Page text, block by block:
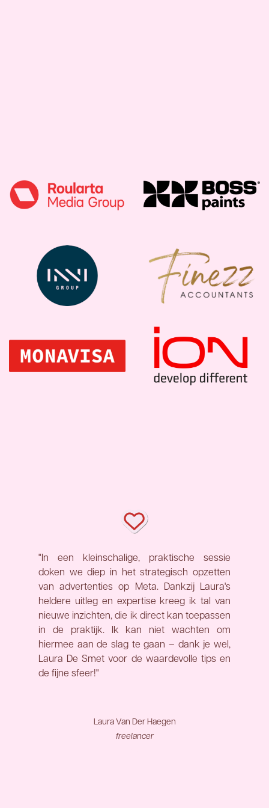
"In een kleinschalige, praktische sessie
doken we diep in het strategisch opzetten
van advertenties op Meta. Dankzij Laura's
heldere uitleg en expertise kreeg ik tal van
nieuwe inzichten, die ik direct kan toepassen
in de praktijk. Ik kan niet wachten om
hiermee aan de slag te gaan – dank je wel,
Laura De Smet voor de waardevolle tips en
de fijne sfeer!"
Laura Van Der Haegen
freelancer